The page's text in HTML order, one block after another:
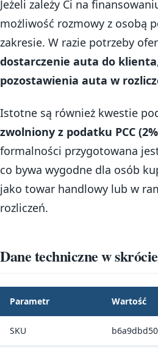
Jeżeli zależy Ci na
możliwość rozmowy z osobą
zakresie. W razie potrzeby
dostarczenie auta do klienta
pozostawienia auta w
Istotne są również kwestie
zwolniony z podatku PCC
formalności przygotowana
co bywa wygodne dla osób
jako towar handlowy lub w
rozliczeń.
Dane techniczne w skrócie
Parametr Wartość
SKU